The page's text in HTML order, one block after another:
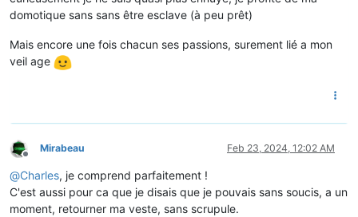
domotique sans sans être esclave (à peu prêt)
Mais encore une fois chacun ses passions, surement lié a mon
veil age
Offline
Mirabeau Feb 23, 2024, 12:02 AM
@Charles, je comprend parfaitement !
C'est aussi pour ca que je disais que je pouvais sans soucis, a un
moment, retourner ma veste, sans scrupule.